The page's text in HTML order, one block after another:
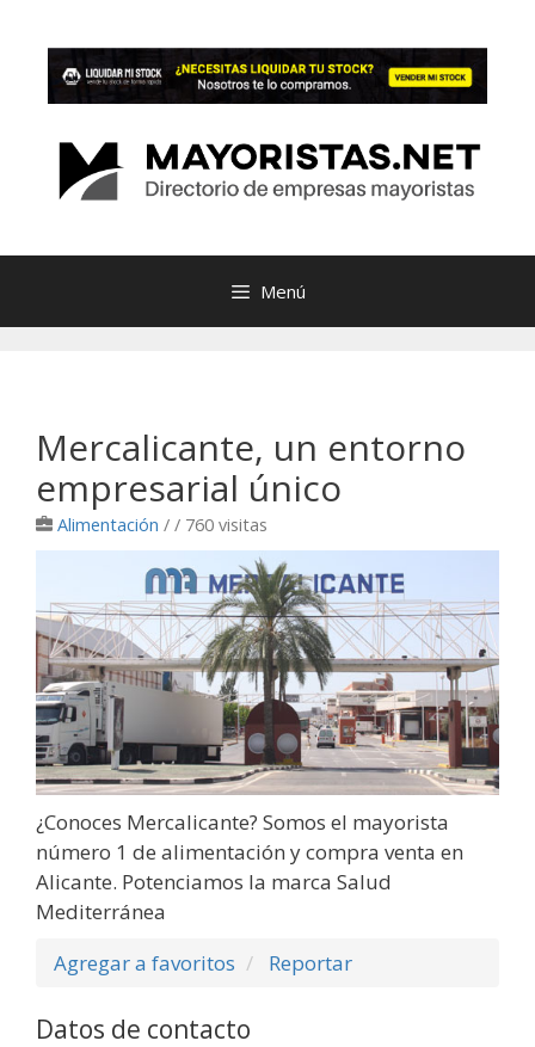
contenido
Menú
Mercalicante, un entorno
empresarial único
Alimentación / / 760 visitas
¿Conoces Mercalicante? Somos el mayorista
número 1 de alimentación y compra venta en
Alicante. Potenciamos la marca Salud
Mediterránea
Agregar a favoritos
Reportar
Datos de contacto